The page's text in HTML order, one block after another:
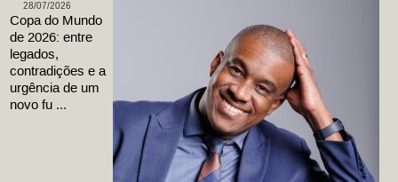
28/07/2026
Copa do Mundo
de 2026: entre
legados,
contradições e a
urgência de um
novo fu ...